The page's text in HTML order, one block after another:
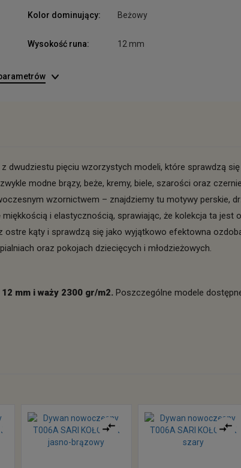
Kolor dominujący: Beżowy
Wysokość runa: 12 mm
z dwudziestu pięciu wzorzystych modeli, które sprawdzą
modne brązy, beże, kremy, biele, szarości oraz
wzornictwem – znajdziemy tu motywy perskie,
i elastycznością, sprawiając, że kolekcja ta jest
kąty i sprawdzą się jako wyjątkowo efektowna
oraz pokojach dziecięcych i młodzieżowych.
mm i waży 2300 gr/m2. Poszczególne modele